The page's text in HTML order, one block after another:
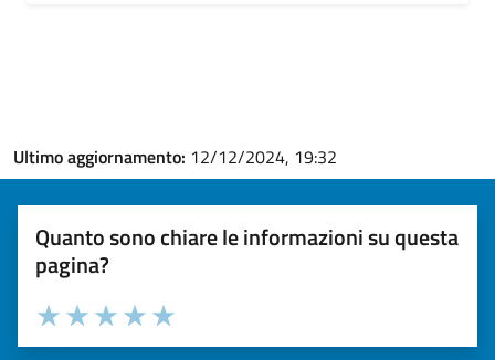
Ultimo aggiornamento: 12/12/2024, 19:32
Quanto sono chiare le informazioni su questa
pagina?
Valuta la chiarezza delle informazioni (da 1 a 5 stelle)
Seleziona il numero di stelle per valutare la chiarezza delle
Valuta 5 stelle su 5
Valuta 4 stelle su 5
Valuta 3 stelle su 5
Valuta 2 stelle su 5
Valuta 1 stelle su 5